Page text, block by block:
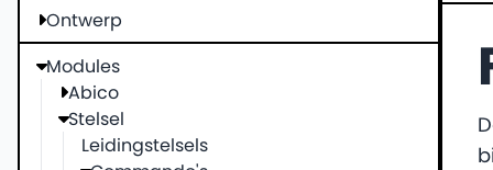
Ontwerp
Modules
Abico
Stelsel
Leidingstelsels